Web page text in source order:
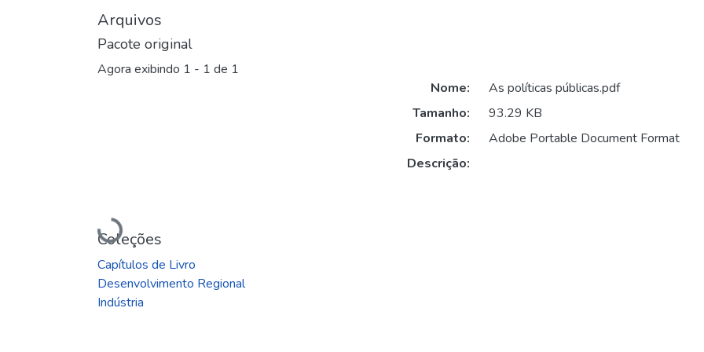
Arquivos
Pacote original
Agora exibindo 1 - 1 de 1
Carregando...
Nome:
As políticas públicas.pdf
Tamanho:
93.29 KB
Formato:
Adobe Portable Document Format
Descrição:
Coleções
Capítulos de Livro
Desenvolvimento Regional
Indústria